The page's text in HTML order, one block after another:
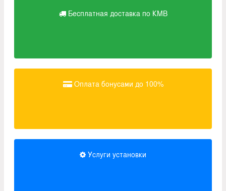
Бесплатная доставка по КМВ
Оплата бонусами до 100%
Услуги установки